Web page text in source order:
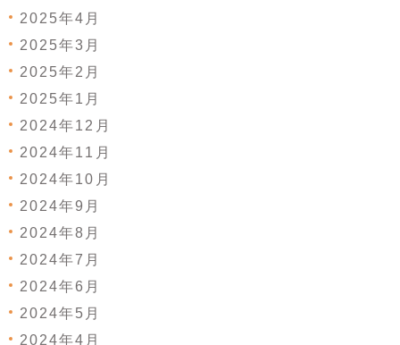
2025年4月
2025年3月
2025年2月
2025年1月
2024年12月
2024年11月
2024年10月
2024年9月
2024年8月
2024年7月
2024年6月
2024年5月
2024年4月